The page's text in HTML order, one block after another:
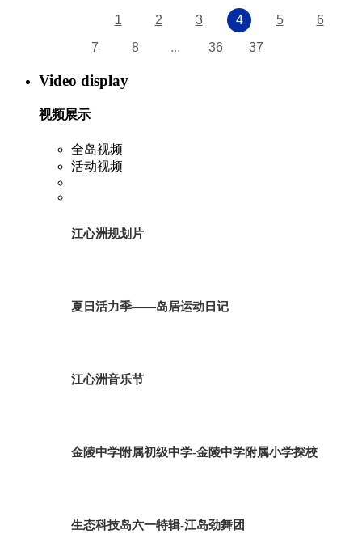
1 2 3 4 5
6
7
8 ... 36 37
Video display
视频展示
全岛视频
活动视频
江心洲规划片
夏日活力季——岛居运动日记
江心洲音乐节
金陵中学附属初级中学-金陵中学附属小学探校
生态科技岛六一特辑-江岛劲舞团